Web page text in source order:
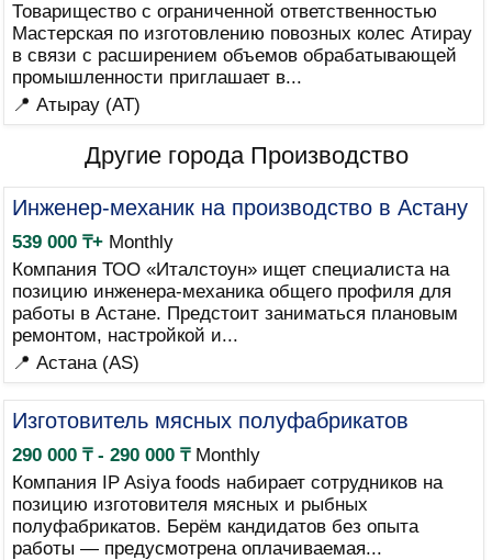
Товарищество с ограниченной ответственностью
Мастерская по изготовлению повозных колес Атирау
в связи с расширением объемов обрабатывающей
промышленности приглашает в...
📍 Атырау (AT)
Другие города Производство
Инженер-механик на производство в Астану
539 000 ₸+Monthly
Компания ТОО «Италстоун» ищет специалиста на
позицию инженера-механика общего профиля для
работы в Астане. Предстоит заниматься плановым
ремонтом, настройкой и...
📍 Астана (AS)
Изготовитель мясных полуфабрикатов
290 000 ₸ - 290 000 ₸Monthly
Компания IP Asiya foods набирает сотрудников на
позицию изготовителя мясных и рыбных
полуфабрикатов. Берём кандидатов без опыта
работы — предусмотрена оплачиваемая...